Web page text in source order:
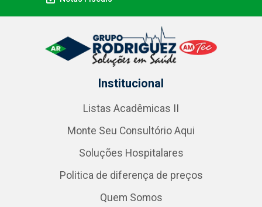
Institucional
Listas Acadêmicas II
Monte Seu Consultório Aqui
Soluções Hospitalares
Politica de diferença de preços
Quem Somos